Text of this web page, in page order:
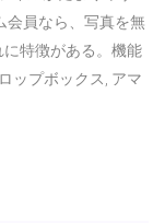
会員なら、写真を無
特徴がある。機能
ップボックス, アマ